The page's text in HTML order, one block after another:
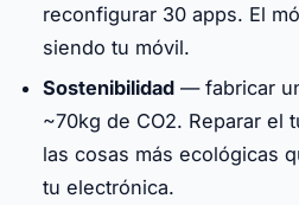
reconfigurar 30 apps. El
siendo tu móvil.
Sostenibilidad — fabricar
~70kg de CO2. Reparar el
las cosas más ecológicas
tu electrónica.